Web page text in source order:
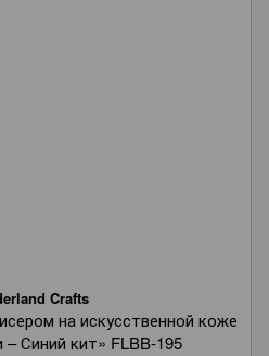
Crafts
на искусственной коже
Синий кит» FLBB-195